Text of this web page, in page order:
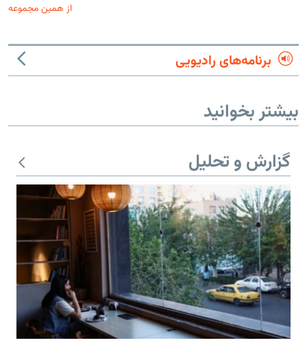
از همین مجموعه
برنامه‌های رادیویی
بیشتر بخوانید
گزارش و تحلیل